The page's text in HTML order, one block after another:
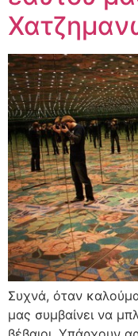
Συχνά, όταν
μας συμβαίνει να